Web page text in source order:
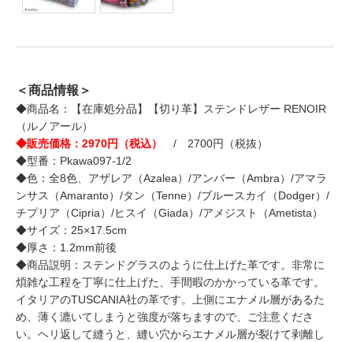
＜商品情報＞
◆商品名：【在庫処分品】【切り革】ステンドレザー RENOIR
（ルノアール）
◆販売価格：2970円（税込）
/ 2700円（税抜）
◆型番：Pkawa097-1/2
◆色：全8色、アザレア（Azalea）/アンバー（Ambra）/アマラ
ンサス（Amaranto）/タン（Tenne）/ブルースカイ（Dodger）/
チプリア（Cipria）/ヒスイ（Giada）/アメジスト（Ametista）
◆サイズ：25×17.5cm
◆厚さ：1.2mm前後
◆商品説明：ステンドグラスのように仕上げた革です。非常に
煩雑な工程を丁寧に仕上げた、手間暇のかかっている革です。
イタリアのTUSCANIA社の革です。上側にエナメル層があるた
め、薄く漉いてしまうと強度が落ちますので、ご注意くださ
い。ヘリ返して縫うと、縫い穴からエナメル層が裂けて剥離し